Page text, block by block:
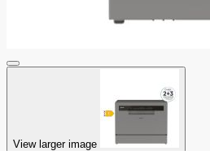
View larger image